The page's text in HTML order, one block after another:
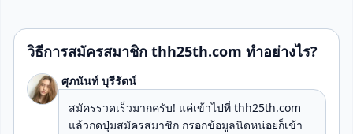
วิธีการสมัครสมาชิก thh25th.com ทำอย่างไร?
ศุภนันท์ บุรีรัตน์
สมัครรวดเร็วมากครับ! แค่เข้าไปที่ thh25th.com
แล้วกดปุ่มสมัครสมาชิก กรอกข้อมูลนิดหน่อยก็เข้า